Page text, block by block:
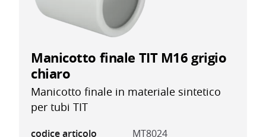
Manicotto finale TIT M16 grigio
chiaro
Manicotto finale in materiale sintetico
per tubi TIT
codice articolo
MT8024